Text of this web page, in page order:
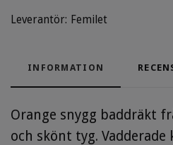
Leverantör: Femilet
INFORMATION
Orange snygg baddräkt
och skönt tyg.